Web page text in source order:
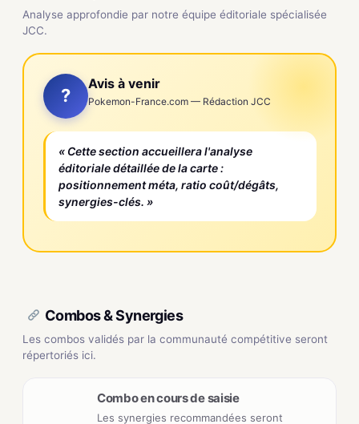
Analyse approfondie par notre équipe éditoriale spécialisée
JCC.
?
Avis à venir
Pokemon-France.com — Rédaction JCC
« Cette section accueillera l'analyse
éditoriale détaillée de la carte :
positionnement méta, ratio coût/dégâts,
synergies-clés. »
Combos & Synergies
Les combos validés par la communauté compétitive seront
répertoriés ici.
Combo en cours de saisie
Les synergies recommandées seront